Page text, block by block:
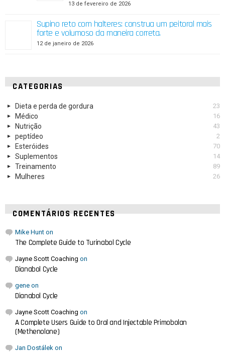
13 de fevereiro de 2026
Supino reto com halteres: construa um peitoral mais
forte e volumoso da maneira correta.
12 de janeiro de 2026
CATEGORIAS
Dieta e perda de gordura 23
Médico 16
Nutrição 43
peptídeo 2
Esteróides 70
Suplementos 14
Treinamento 89
Mulheres 26
COMENTÁRIOS RECENTES
Mike Hunt on
The Complete Guide to Turinabol Cycle
Jayne Scott Coaching on
Dianabol Cycle
gene on
Dianabol Cycle
Jayne Scott Coaching on
A Complete Users Guide to Oral and Injectable Primobolan
(Methenolone)
Jan Dostálek on